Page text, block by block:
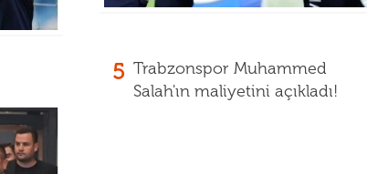
5 Trabzonspor Muhammed
Salah'ın maliyetini açıkladı!